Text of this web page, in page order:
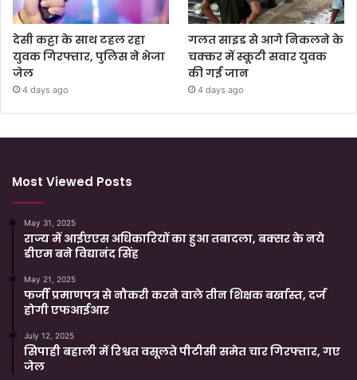
देसी कट्टा के साथ टहल रहा
युवक गिरफ्तार, पुलिस ने भेजा
जेल
4 days ago
गलत साइड से आगे निकलने के
चक्कर में स्कूटी सवार युवक
की गई जान
4 days ago
Most Viewed Posts
May 31, 2025
राज्य में आईएएस अधिकारियों का हुआ तबादला, बक्सर के नये
डीएम बने विद्यानंद सिंह
May 21, 2025
फर्जी प्रमाणपत्र से नौकरी करने वाले तीन शिक्षक बर्खास्त, दर्ज
होगी एफआईआर
July 12, 2025
सिपाही बहाली में रिश्वत वसूलते पीटीसी समेत चार गिरफ्तार, गए
जेल